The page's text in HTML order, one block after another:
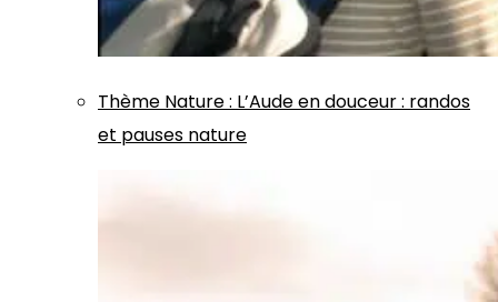
Thème Nature: L’Aude en douceur : randos
et pauses nature